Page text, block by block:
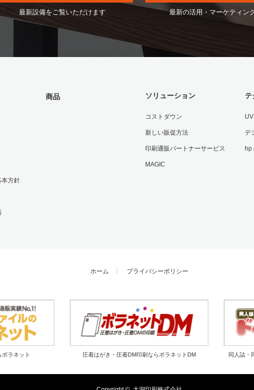
最新設備をご覧いただけます 最新の活用・マーケティン
本方針
商品 ソリューション
コストダウン
新しい販促方法
印刷通販パートナーサービス
MAGIC
テ
デ
hp
ホーム プライバシーポリシー
ボラネット 圧着はがき・圧着DM印刷ならボラネットDM 同人誌・